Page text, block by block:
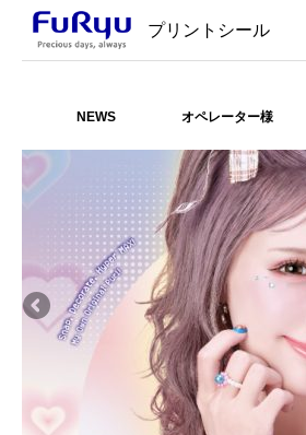
プリントシール
NEWS オペレーター様